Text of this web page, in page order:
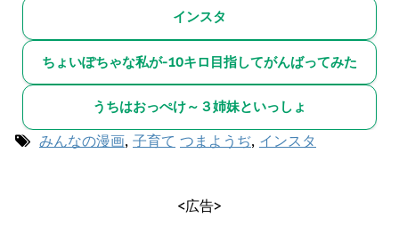
インスタ
ちょいぽちゃな私が-10キロ目指してがんばってみた
うちはおっぺけ～３姉妹といっしょ
みんなの漫画, 子育て つまようぢ, インスタ
<広告>